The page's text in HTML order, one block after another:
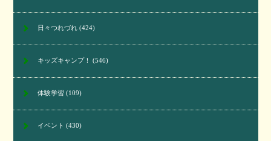
日々つれづれ(424)
キッズキャンプ！ (546)
体験学習 (109)
イベント (430)